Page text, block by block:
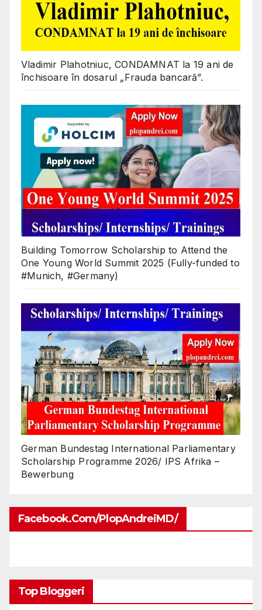
Vladimir Plahotniuc, CONDAMNAT la 19 ani de
închisoare în dosarul „Frauda bancară”.
Building Tomorrow Scholarship to Attend the
One Young World Summit 2025 (Fully-funded to
#Munich, #Germany)
German Bundestag International Parliamentary
Scholarship Programme 2026/ IPS Afrika –
Bewerbung
Facebook.com/PlopAndreiMD/
Top Bloggeri